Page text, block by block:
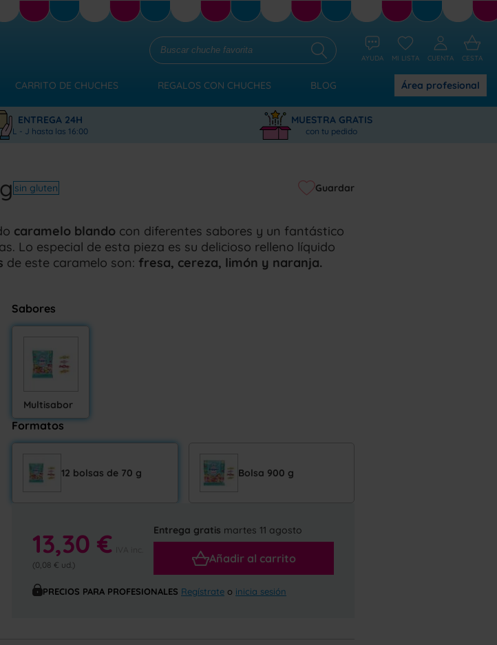
AYUDA MI LISTA CUENTA CESTA
CARRITO DE CHUCHES REGALOS CON CHUCHES BLOG Área profesional
ENTREGA 24H
L - J hasta las 16:00
MUESTRA GRATIS
con tu pedido
sin gluten Guardar
caramelo blando con diferentes sabores y un fantástico
Lo especial de esta pieza es su delicioso relleno líquido
de este caramelo son: fresa, cereza, limón y naranja.
Sabores
Multisabor
Formatos
12 bolsas de 70 g Bolsa 900 g
13,30 €
(0,08 € ud.)
Entrega gratis martes 11 agosto
PRECIOS PARA PROFESIONALES Regístrate o inicia sesión
Añadir al carrito